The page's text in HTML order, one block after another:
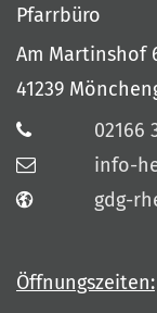
Pfarrbüro
Am Martinshof
41239
02166
info-
gdg-
Öffnungszeiten: